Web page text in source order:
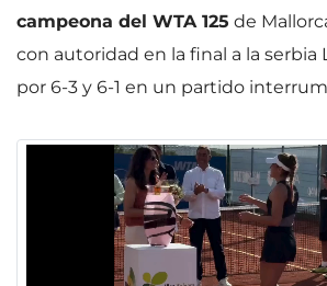
campeona del WTA 125 de
con autoridad en la final a la serbia
por 6-3 y 6-1 en un partido